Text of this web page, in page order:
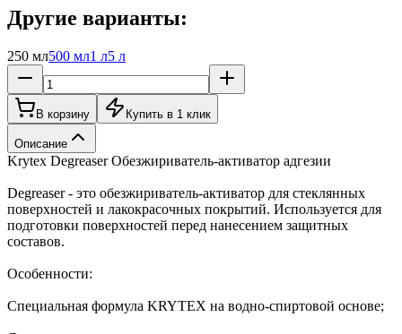
Другие варианты:
250 мл500 мл1 л5 л
В корзину Купить в 1 клик
Описание
Krytex Degreaser Обезжириватель-активатор адгезии
Degreaser - это обезжириватель-активатор для стеклянных
поверхностей и лакокрасочных покрытий. Используется для
подготовки поверхностей перед нанесением защитных
составов.
Особенности:
Специальная формула KRYTEX на водно-спиртовой основе;